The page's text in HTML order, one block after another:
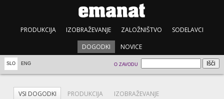
PRODUKCIJA IZOBRAŽEVANJE ZALOŽNIŠTVO SODELAVCI
DOGODKI NOVICE
SLO ENG O ZAVODU
VSI DOGODKI PRODUKCIJA
IZOBRAŽEVANJE